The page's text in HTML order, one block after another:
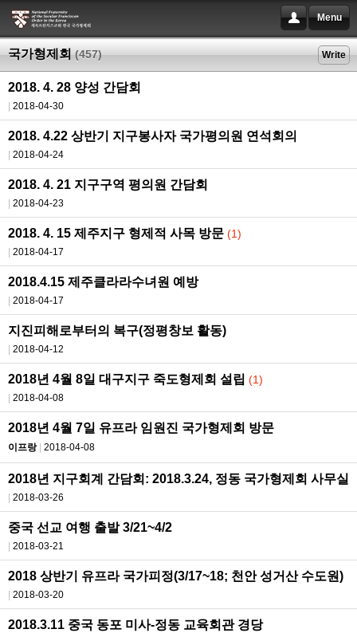
Menu
국가형제회 (457) Write
2018. 4. 28 양성 간담회
2018-04-30
2018. 4.22 상반기 지구봉사자 국가평의원 연석회의
2018-04-24
2018. 4. 21 지구구역 평의원 간담회
2018-04-23
2018. 4. 15 제주지구 형제적 사목 방문 (1)
2018-04-17
2018.4.15 제주클라라수녀원 예방
2018-04-17
지진피해로부터의 복구(정평창보 활동)
2018-04-12
2018년 4월 8일 대구지구 죽도형제회 설립 (1)
2018-04-08
2018년 4월 7일 유프라 임원진 국가형제회 방문
이프랑 2018-04-08
2018년 지구회계 간담회: 2018.3.24, 정동 국가형제회 사무실
2018-03-26
중국 선교 여행 출발 3/21~4/2
2018-03-21
2018 상반기 유프라 국가피정(3/17~18; 천안 성거산 수도원)
2018-03-20
2018.3.11 중국 동포 미사-정동 교육회관 경당